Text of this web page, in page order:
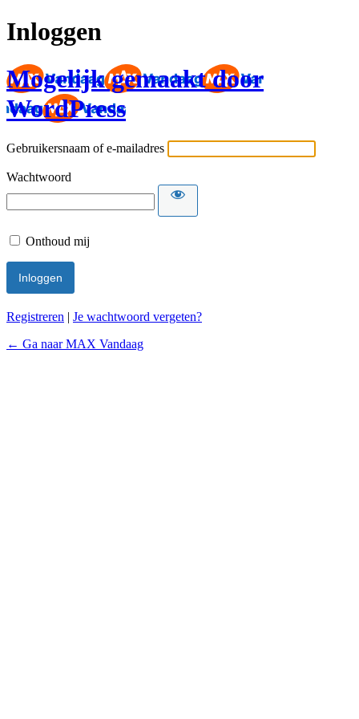
Inloggen
Mogelijk gemaakt door
WordPress
Gebruikersnaam of e-mailadres
Wachtwoord
Onthoud mij
Registreren | Je wachtwoord vergeten?
← Ga naar MAX Vandaag